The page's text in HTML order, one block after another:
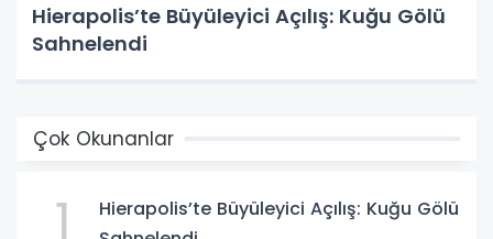
Hierapolis’te Büyüleyici Açılış: Kuğu Gölü
Sahnelendi
Çok Okunanlar
1
Hierapolis’te Büyüleyici Açılış: Kuğu Gölü